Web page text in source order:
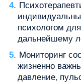
психологом
дальнейшему
Мониторинг
жизненно
давление‚